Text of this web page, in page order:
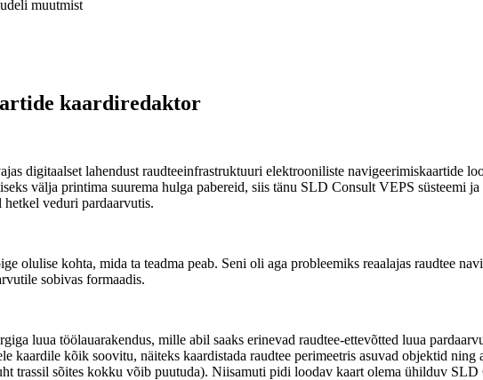
muutmist
kaardiredaktor
digitaalset lahendust raudteeinfrastruktuuri elektrooniliste navigeerimiskaartide
välja printima suurema hulga pabereid, siis tänu SLD Consult VEPS süsteemi ja
veduri pardaarvutis.
olulise kohta, mida ta teadma peab. Seni oli aga probleemiks reaalajas raudtee
sobivas formaadis.
luua töölauarakendus, mille abil saaks erinevad raudtee-ettevõtted luua
kaardile kõik soovitu, näiteks kaardistada raudtee perimeetris asuvad objektid ning
trassil sõites kokku võib puutuda). Niisamuti pidi loodav kaart olema ühilduv SLD